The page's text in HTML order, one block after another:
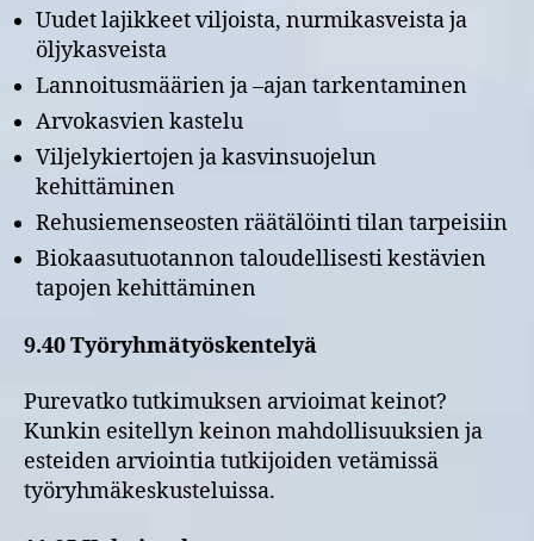
Uudet lajikkeet viljoista, nurmikasveista ja
öljykasveista
Lannoitusmäärien ja –ajan tarkentaminen
Arvokasvien kastelu
Viljelykiertojen ja kasvinsuojelun
kehittäminen
Rehusiemenseosten räätälöinti tilan tarpeisiin
Biokaasutuotannon taloudellisesti kestävien
tapojen kehittäminen
9.40 Työryhmätyöskentelyä
Purevatko tutkimuksen arvioimat keinot?
Kunkin esitellyn keinon mahdollisuuksien ja
esteiden arviointia tutkijoiden vetämissä
työryhmäkeskusteluissa.